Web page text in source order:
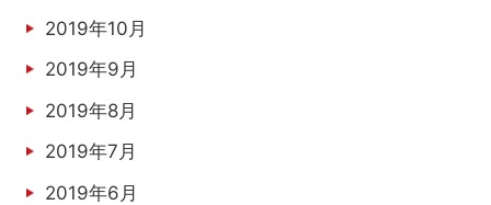
2019年10月
2019年9月
2019年8月
2019年7月
2019年6月